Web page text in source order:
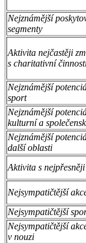
Nejznámější
segmenty
Aktivita nejčastěji
s charitativní
Nejznámější
sport
Nejznámější
kulturní a
Nejznámější
další oblasti
Aktivita s
Nejsympatičtější
Nejsympatičtější
Nejsympatičtější
v nouzi